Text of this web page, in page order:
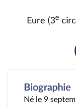
Eure (3e
Biographie
Né le 9